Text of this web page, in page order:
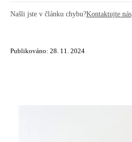
Našli jste v článku chybu?Kontaktujte nás
Publikováno: 28. 11. 2024